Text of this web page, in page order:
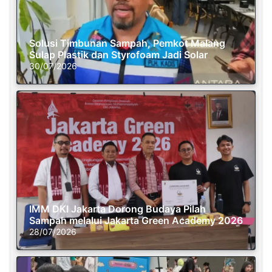
Solusi Timbunan Sampah, Pemkot Malang
Sulap Plastik dan Styrofoam Jadi Solar
30/07/2026
IMM DKI Jakarta Dorong Budaya Pilah
Sampah melalui Jakarta Green Academy 2026
28/07/2026